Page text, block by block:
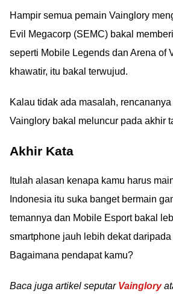
Hampir semua pemain Vainglory
Evil Megacorp (SEMC) bakal
seperti Mobile Legends dan Arena of
khawatir, itu bakal terwujud.
Kalau tidak ada masalah,
Vainglory bakal meluncur pada akhir
Akhir Kata
Itulah alasan kenapa kamu harus
Indonesia itu suka banget bermain
temannya dan Mobile Esport bakal
smartphone jauh lebih dekat
Bagaimana pendapat kamu?
Baca juga artikel seputar Vainglory